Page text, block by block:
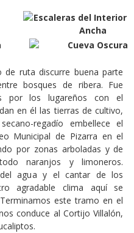
ruta discurre buena parte
bosques de ribera. Fue
por los lugareños con el
en él las tierras de cultivo,
regadío embellece el
Municipal de Pizarra en el
por zonas arboladas y de
naranjos y limoneros.
agua y el cantar de los
agradable clima aquí se
este tramo en el
conduce al Cortijo Villalón,